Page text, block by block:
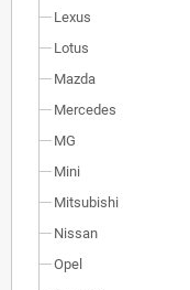
Lexus
Lotus
Mazda
Mercedes
MG
Mini
Mitsubishi
Nissan
Opel